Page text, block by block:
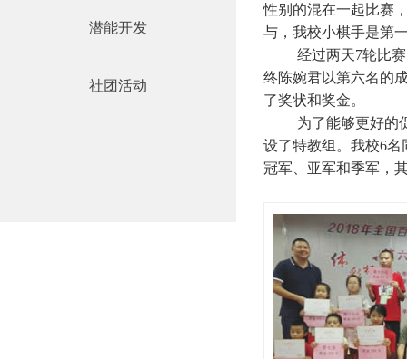
潜能开发
社团活动
性别的混在一起比赛
与，我校小棋手是第
经过两天7轮比
终陈婉君以第六名的
了奖状和奖金。
为了能够更好的
设了特教组。我校6名
冠军、亚军和季军，